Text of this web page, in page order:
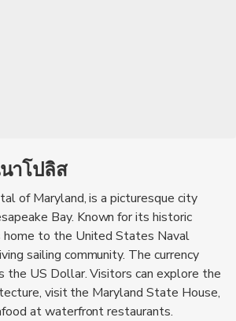
าโปลิส
of Maryland, is a picturesque city
Bay. Known for its historic
home to the United States Naval
sailing community. The currency
the US Dollar. Visitors can explore the
visit the Maryland State House,
at waterfront restaurants.